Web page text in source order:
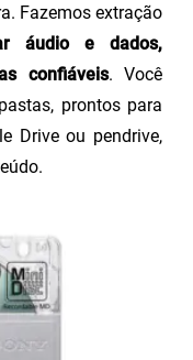
Fazemos extração
áudio e dados,
confiáveis. Você
prontos para
Drive ou pendrive,